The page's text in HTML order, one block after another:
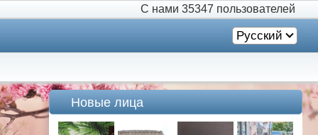
С нами 35347 пользователей
Русский
Новые лица